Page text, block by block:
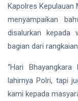
Berhasil
Menangkap
RIAU
Sekda
Apresiasi
Dukungan
Gubernur
Usai Riau
Masuk
Lima
Aug,
2026
views
Kapolres Kepulauan
menyampaikan
disalurkan kepada
bagian dari
“Hari
lahirnya Polri, tapi
kami kepada